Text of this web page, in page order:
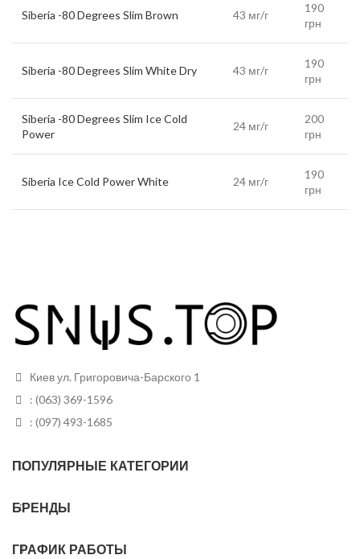
Siberia -80 Degrees Slim Brown 43 мг/г
190
грн
Siberia -80 Degrees Slim White Dry 43 мг/г
190
грн
Siberia -80 Degrees Slim Ice Cold
Power
24 мг/г
200
грн
Siberia Ice Cold Power White 24 мг/г
190
грн
Киев ул. Григоровича-Барского 1
: (063) 369-1596
: (097) 493-1685
ПОПУЛЯРНЫЕ КАТЕГОРИИ
БРЕНДЫ
ГРАФИК РАБОТЫ